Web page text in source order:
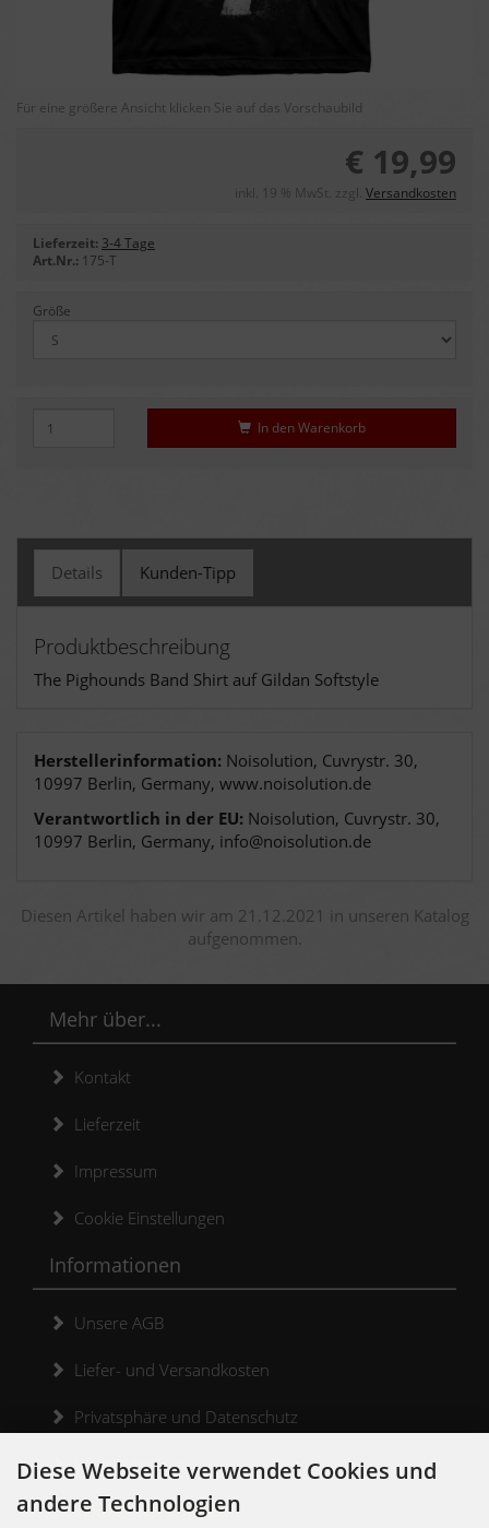
Für eine größere Ansicht klicken Sie auf das Vorschaubild
€ 19,99
inkl. 19 % MwSt. zzgl. Versandkosten
Lieferzeit: 3-4 Tage
Art.Nr.: 175-T
Größe
In den Warenkorb
Details Kunden-Tipp
Produktbeschreibung
The Pighounds Band Shirt auf Gildan Softstyle
Herstellerinformation: Noisolution, Cuvrystr. 30,
10997 Berlin, Germany, www.noisolution.de
Verantwortlich in der EU: Noisolution, Cuvrystr. 30,
10997 Berlin, Germany, info@noisolution.de
Diesen Artikel haben wir am 21.12.2021 in unseren Katalog
aufgenommen.
Mehr über...
Kontakt
Lieferzeit
Impressum
Cookie Einstellungen
Informationen
Unsere AGB
Liefer- und Versandkosten
Privatsphäre und Datenschutz
Widerrufsrecht
Widerrufsformular
Diese Webseite verwendet Cookies und
andere Technologien